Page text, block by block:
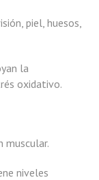
piel, huesos,
la
oxidativo.
muscular.
niveles